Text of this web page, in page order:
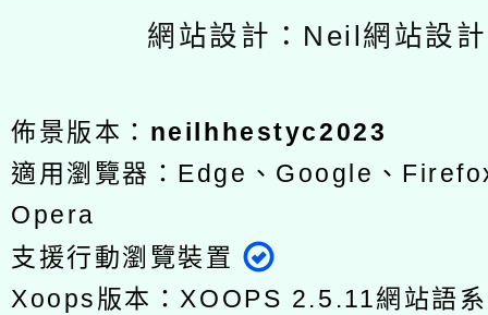
網站設計：Neil網站設
佈景版本： neilhhestyc2023
適用瀏覽器：Edge、Google、
Opera
支援行動瀏覽裝置
Xoops版本：XOOPS 2.5.11網站語